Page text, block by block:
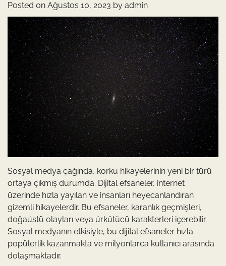
Posted on Ağustos 10, 2023 by admin
Sosyal medya çağında, korku hikayelerinin yeni bir türü
ortaya çıkmış durumda. Dijital efsaneler, internet
üzerinde hızla yayılan ve insanları heyecanlandıran
gizemli hikayelerdir. Bu efsaneler, karanlık geçmişleri,
doğaüstü olayları veya ürkütücü karakterleri içerebilir.
Sosyal medyanın etkisiyle, bu dijital efsaneler hızla
popülerlik kazanmakta ve milyonlarca kullanıcı arasında
dolaşmaktadır.